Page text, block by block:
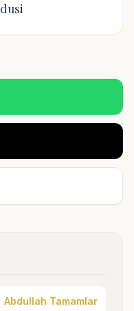
Abdullah Tamamlar